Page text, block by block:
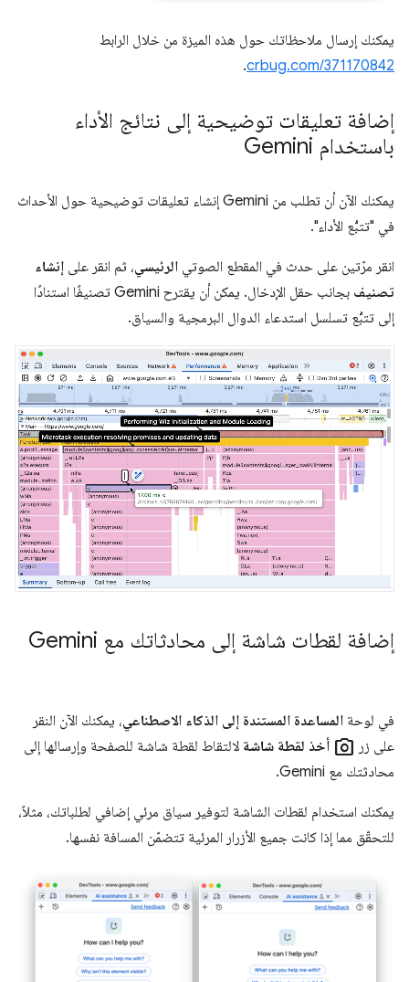
يمكنك إرسال ملاحظاتك حول هذه الميزة من خلال الرابط
crbug.com/371170842
.
إضافة تعليقات توضيحية إلى نتائج الأداء
باستخدام Gemini
يمكنك الآن أن تطلب من Gemini إنشاء تعليقات توضيحية حول الأحداث
في "تتبُّع الأداء".
انقر مرّتين على حدث في المقطع الصوتي الرئيسي، ثم انقر على إنشاء
تصنيف
بجانب حقل الإدخال. يمكن أن يقترح Gemini تصنيفًا استنادًا
إلى تتبُّع تسلسل استدعاء الدوال البرمجية والسياق.
إضافة لقطات شاشة إلى محادثاتك مع Gemini
في لوحة المساعدة المستندة إلى الذكاء الاصطناعي، يمكنك الآن النقر
على زر photo_camera أخذ لقطة شاشة لالتقاط لقطة شاشة للصفحة وإرسالها إلى
محادثتك مع Gemini.
يمكنك استخدام لقطات الشاشة لتوفير سياق مرئي إضافي لطلباتك، مثلاً،
للتحقّق مما إذا كانت جميع الأزرار المرئية تتضمّن المسافة نفسها.